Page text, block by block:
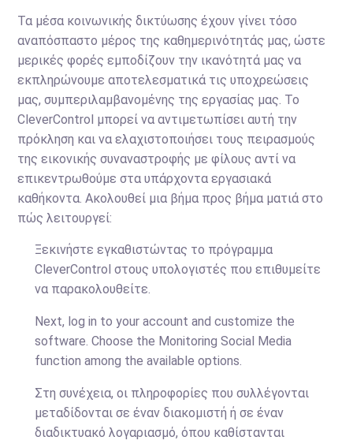
Τα μέσα κοινωνικής δικτύωσης έχουν γίνει τόσο
αναπόσπαστο μέρος της καθημερινότητάς μας, ώστε
μερικές φορές εμποδίζουν την ικανότητά μας να
εκπληρώνουμε αποτελεσματικά τις υποχρεώσεις
μας, συμπεριλαμβανομένης της εργασίας μας. Το
CleverControl μπορεί να αντιμετωπίσει αυτή την
πρόκληση και να ελαχιστοποιήσει τους πειρασμούς
της εικονικής συναναστροφής με φίλους αντί να
επικεντρωθούμε στα υπάρχοντα εργασιακά
καθήκοντα. Ακολουθεί μια βήμα προς βήμα ματιά στο
πώς λειτουργεί:
Ξεκινήστε εγκαθιστώντας το πρόγραμμα
CleverControl στους υπολογιστές που επιθυμείτε
να παρακολουθείτε.
Next, log in to your account and customize the
software. Choose the Monitoring Social Media
function among the available options.
Στη συνέχεια, οι πληροφορίες που συλλέγονται
μεταδίδονται σε έναν διακομιστή ή σε έναν
διαδικτυακό λογαριασμό, όπου καθίστανται